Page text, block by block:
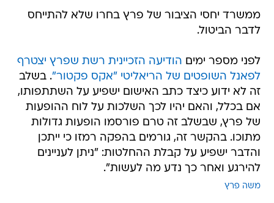
ממשרד יחסי הציבור של פרץ בחרו שלא להתייחס
לדבר הביטול.
לפני מספר ימים הודיעה הזכיינית רשת שפרץ יצטרף
לפאנל השופטים של הריאליטי "אקס פקטור". בשלב
זה לא ידוע כיצד כתב האישום ישפיע על השתתפותו,
אם בכלל, והאם יהיו לכך השלכות על לוח ההופעות
של פרץ, שבשלב זה טרם פורסמו הופעות גדולות
מתוכו. בהקשר זה, גורמים בהפקה רמזו כי ייתכן
והדבר ישפיע על קבלת ההחלטות: "ניתן לעניינים
להירגע ואחר כך נדע מה לעשות".
משה פרץ